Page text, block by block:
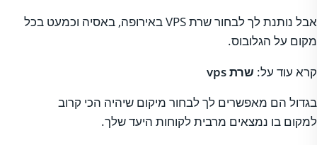
אבל נותנת לך לבחור שרת VPS באירופה, באסיה וכמעט בכל
מקום על הגלובוס.
קרא עוד על: שרת vps
בגדול הם מאפשרים לך לבחור מיקום שיהיה הכי קרוב
למקום בו נמצאים מרבית לקוחות היעד שלך.